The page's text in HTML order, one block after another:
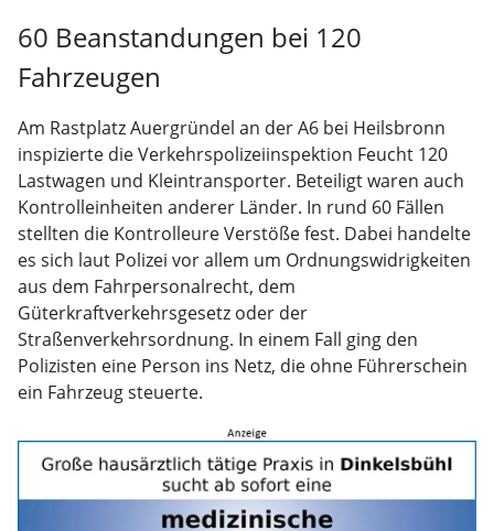
60 Beanstandungen bei 120
Fahrzeugen
Am Rastplatz Auergründel an der A6 bei Heilsbronn
inspizierte die Verkehrspolizeiinspektion Feucht 120
Lastwagen und Kleintransporter. Beteiligt waren auch
Kontrolleinheiten anderer Länder. In rund 60 Fällen
stellten die Kontrolleure Verstöße fest. Dabei handelte
es sich laut Polizei vor allem um Ordnungswidrigkeiten
aus dem Fahrpersonalrecht, dem
Güterkraftverkehrsgesetz oder der
Straßenverkehrsordnung. In einem Fall ging den
Polizisten eine Person ins Netz, die ohne Führerschein
ein Fahrzeug steuerte.